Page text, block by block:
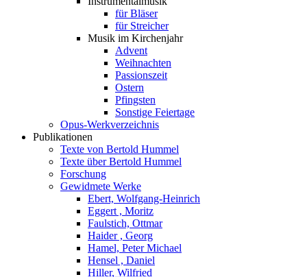
für Bläser
für Streicher
Musik im Kirchenjahr
Advent
Weihnachten
Passionszeit
Ostern
Pfingsten
Sonstige Feiertage
Opus-Werkverzeichnis
Publikationen
Texte von Bertold Hummel
Texte über Bertold Hummel
Forschung
Gewidmete Werke
Ebert, Wolfgang-Heinrich
Eggert , Moritz
Faulstich, Ottmar
Haider , Georg
Hamel, Peter Michael
Hensel , Daniel
Hiller, Wilfried